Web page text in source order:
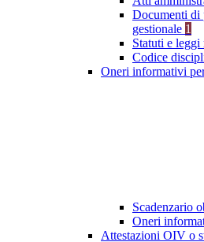
Documenti di
gestionale 1
Statuti e leggi
Codice
Oneri informativi
Scadenzario
Oneri
Attestazioni OIV o